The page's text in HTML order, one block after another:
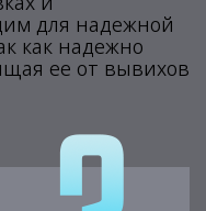
для надежной
как надежно
ее от вывихов